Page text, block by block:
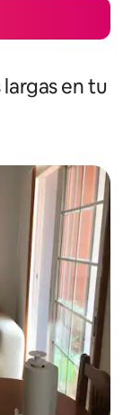
en tu